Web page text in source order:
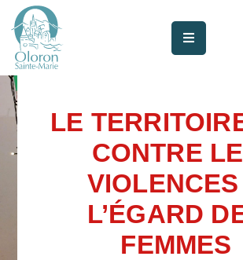
AUJOURD’HUI
À
OLORON
JE
LE
CONTRE
L’ÉGARD
FEMMES